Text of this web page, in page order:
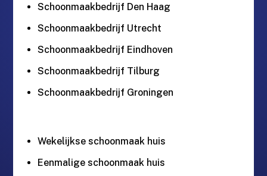
Schoonmaakbedrijf Den Haag
Schoonmaakbedrijf Utrecht
Schoonmaakbedrijf Eindhoven
Schoonmaakbedrijf Tilburg
Schoonmaakbedrijf Groningen
Wekelijkse schoonmaak huis
Eenmalige schoonmaak huis